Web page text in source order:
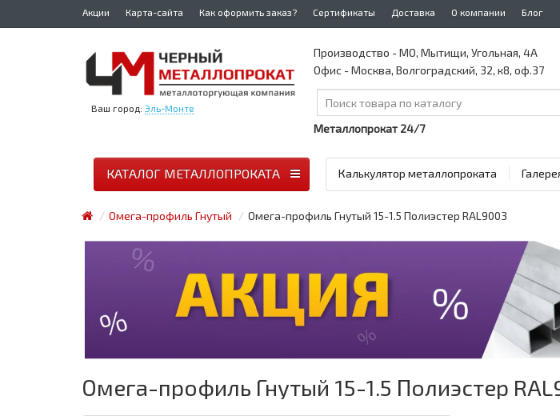
Акции Карта-сайта Как оформить заказ? Сертификаты Доставка О компании Блог
Ваш город: Эль-Монте
Производство - МО, Мытищи, Угольная, 4А
Офис - Москва, Волгоградский, 32, к8, оф.37
Металлопрокат 24/7
Калькулятор металлопроката
КАТАЛОГ МЕТАЛЛОПРОКАТА
Омега-профиль Гнутый Омега-профиль Гнутый 15-1.5 Полиэстер RAL9003
Омега-профиль Гнутый 15-1.5 Полиэстер